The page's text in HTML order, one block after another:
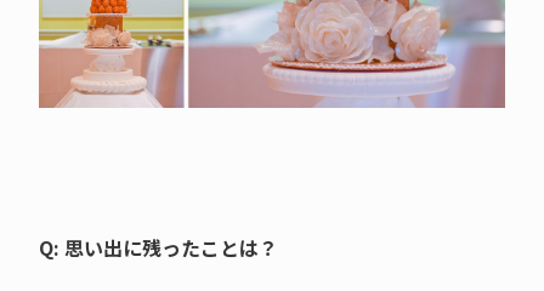
Q: 思い出に残ったことは？